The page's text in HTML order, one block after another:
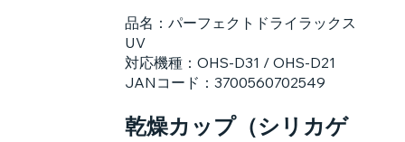
品名：パーフェクトドライラックス
UV
対応機種：OHS-D31 / OHS-D21
JANコード：3700560702549
乾燥カップ（シリカゲ